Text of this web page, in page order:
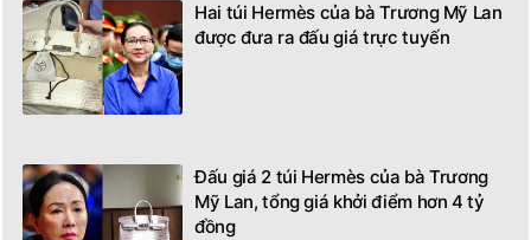
Hai túi Hermès của bà Trương Mỹ Lan
được đưa ra đấu giá trực tuyến
Đấu giá 2 túi Hermès của bà Trương
Mỹ Lan, tổng giá khởi điểm hơn 4 tỷ
đồng